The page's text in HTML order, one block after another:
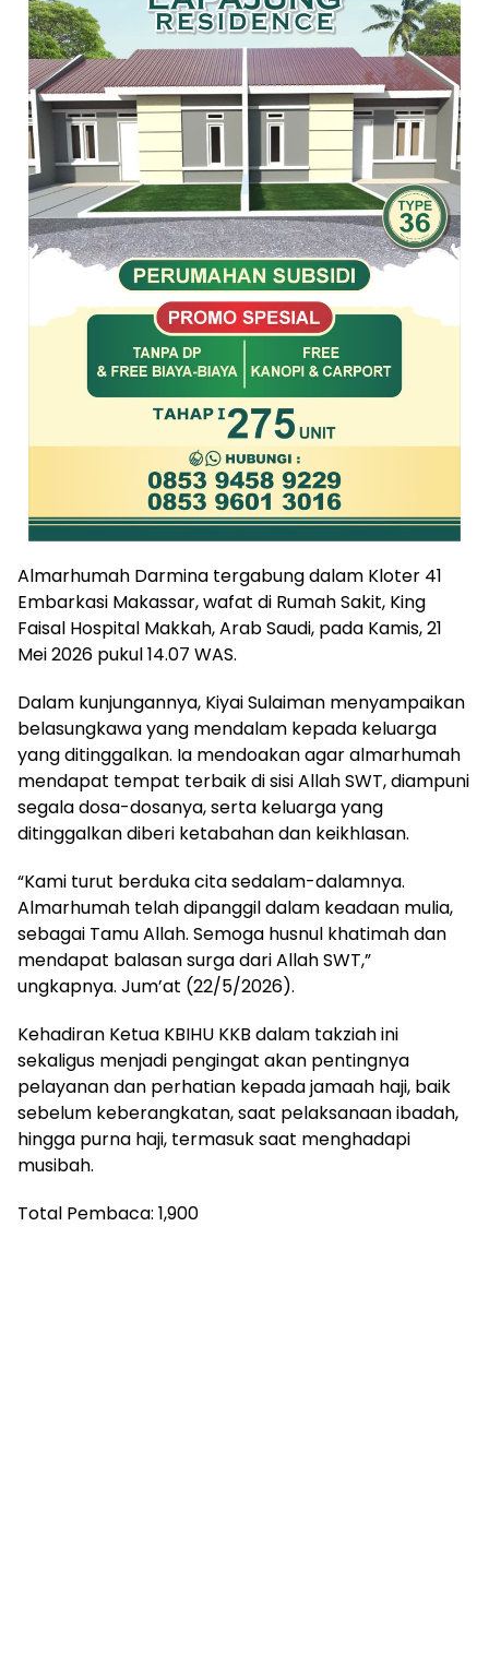
Almarhumah Darmina tergabung dalam Kloter 41
Embarkasi Makassar, wafat di Rumah Sakit, King
Faisal Hospital Makkah, Arab Saudi, pada Kamis, 21
Mei 2026 pukul 14.07 WAS.
Dalam kunjungannya, Kiyai Sulaiman menyampaikan
belasungkawa yang mendalam kepada keluarga
yang ditinggalkan. Ia mendoakan agar almarhumah
mendapat tempat terbaik di sisi Allah SWT, diampuni
segala dosa-dosanya, serta keluarga yang
ditinggalkan diberi ketabahan dan keikhlasan.
“Kami turut berduka cita sedalam-dalamnya.
Almarhumah telah dipanggil dalam keadaan mulia,
sebagai Tamu Allah. Semoga husnul khatimah dan
mendapat balasan surga dari Allah SWT,”
ungkapnya. Jum’at (22/5/2026).
Kehadiran Ketua KBIHU KKB dalam takziah ini
sekaligus menjadi pengingat akan pentingnya
pelayanan dan perhatian kepada jamaah haji, baik
sebelum keberangkatan, saat pelaksanaan ibadah,
hingga purna haji, termasuk saat menghadapi
musibah.
Total Pembaca: 1,900